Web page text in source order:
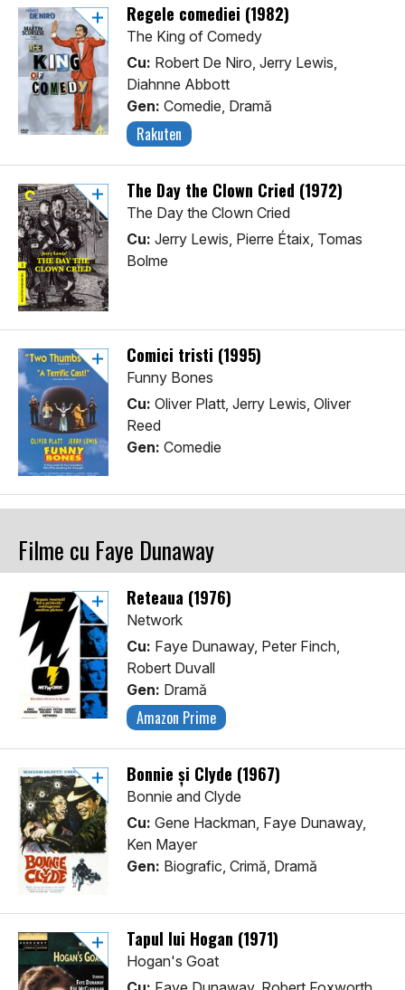
Regele comediei (1982)
The King of Comedy
Cu: Robert De Niro, Jerry Lewis,
Diahnne Abbott
Gen: Comedie, Dramă
Rakuten
The Day the Clown Cried (1972)
The Day the Clown Cried
Cu: Jerry Lewis, Pierre Étaix, Tomas
Bolme
Comici tristi (1995)
Funny Bones
Cu: Oliver Platt, Jerry Lewis, Oliver
Reed
Gen: Comedie
Filme cu Faye Dunaway
Reteaua (1976)
Network
Cu: Faye Dunaway, Peter Finch,
Robert Duvall
Gen: Dramă
Amazon Prime
Bonnie și Clyde (1967)
Bonnie and Clyde
Cu: Gene Hackman, Faye Dunaway,
Ken Mayer
Gen: Biografic, Crimă, Dramă
Tapul lui Hogan (1971)
Hogan's Goat